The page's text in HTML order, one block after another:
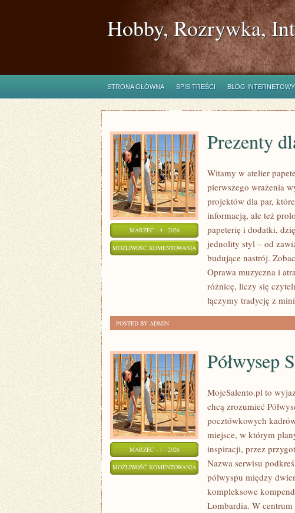
Hobby, Rozrywka,
STRONA GŁÓWNA SPIS TREŚCI BLOG INTERNETOWY
MARZEC - 4 - 2026
MOŻLIWOŚĆ KOMENTOWANIA PREZENTY
GOŚCI
PODZIĘKOWANIA
Prezenty
Witamy w atelier
pierwszego wrażenia
projektów dla par,
informacją, ale też
papeterię i dodatki,
jednolity styl – od
budujące nastrój.
Oprawa muzyczna i
różnicę, liczy się
łączymy tradycję z
POSTED BY ADMIN
MARZEC - 1 - 2026
MOŻLIWOŚĆ KOMENTOWANIA PÓŁWYSEP
SALENTYŃSKI
Półwysep
MojeSalento.pl to
chcą zrozumieć
pocztówkowych
miejsce, w którym
inspiracji, przez
Nazwa serwisu
półwyspu między
kompleksowe
Lombardia. W